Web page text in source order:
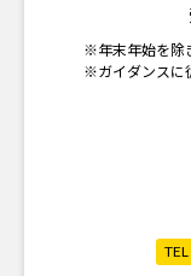
※年末年始を除
※ガイダンスに
TEL